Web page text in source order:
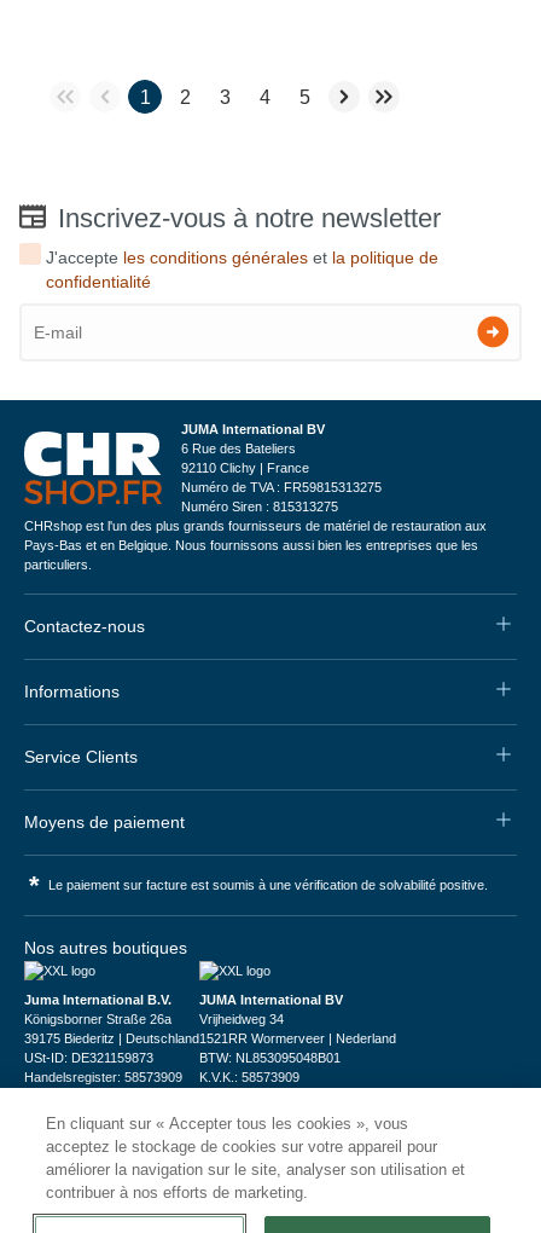
1 2 3 4 5
Inscrivez-vous à notre newsletter
J'accepte les conditions générales et la politique de
confidentialité
JUMA International BV
6 Rue des Bateliers
92110 Clichy | France
Numéro de TVA : FR59815313275
Numéro Siren : 815313275
CHRshop est l'un des plus grands fournisseurs de matériel de restauration aux
Pays-Bas et en Belgique. Nous fournissons aussi bien les entreprises que les
particuliers.
Contactez-nous
Informations
Service Clients
Moyens de paiement
* Le paiement sur facture est soumis à une vérification de solvabilité positive.
Nos autres boutiques
Juma International B.V.
Königsborner Straße 26a
39175 Biederitz | Deutschland
USt-ID: DE321159873
Handelsregister: 58573909
JUMA International BV
Vrijheidweg 34
1521RR Wormerveer | Nederland
BTW: NL853095048B01
K.V.K.: 58573909
© 2026CHRshop
En cliquant sur « Accepter tous les cookies », vous
acceptez le stockage de cookies sur votre appareil pour
améliorer la navigation sur le site, analyser son utilisation et
contribuer à nos efforts de marketing.